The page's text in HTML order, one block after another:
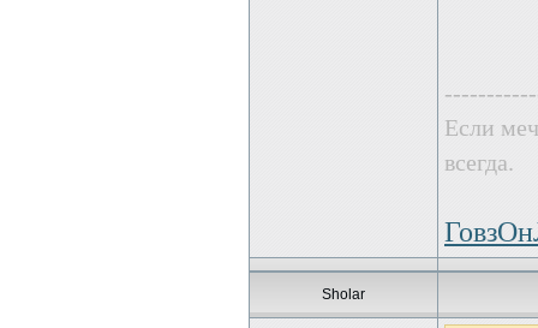
Если
всегда.
Sholar